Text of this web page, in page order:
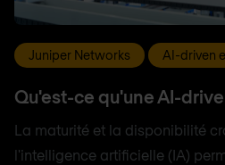
Juniper Networks AI-driven
Qu'est-ce qu'une AI-
La maturité et la disponibilité
l'intelligence artificielle (IA)